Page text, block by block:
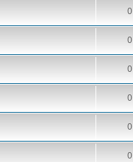
0
0
0
0
0
0